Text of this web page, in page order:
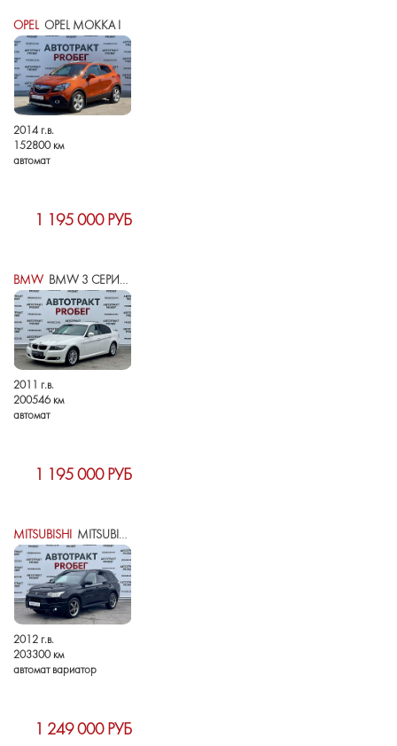
OPEL OPEL MOKKA I
2014 г.в.
152800 км
автомат
1 195 000 РУБ
BMW BMW 3 СЕРИИ V (E90/E91/E92/E93) РЕСТАЙЛИНГ
2011 г.в.
200546 км
автомат
1 195 000 РУБ
MITSUBISHI MITSUBISHI OUTLANDER III
2012 г.в.
203300 км
автомат вариатор
1 249 000 РУБ